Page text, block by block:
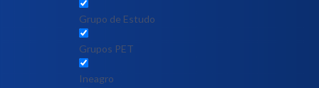
Grupo de Estudo
Grupos PET
Ineagro